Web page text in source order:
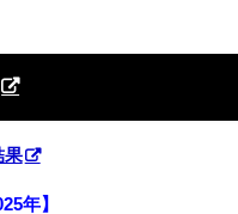
果
年】